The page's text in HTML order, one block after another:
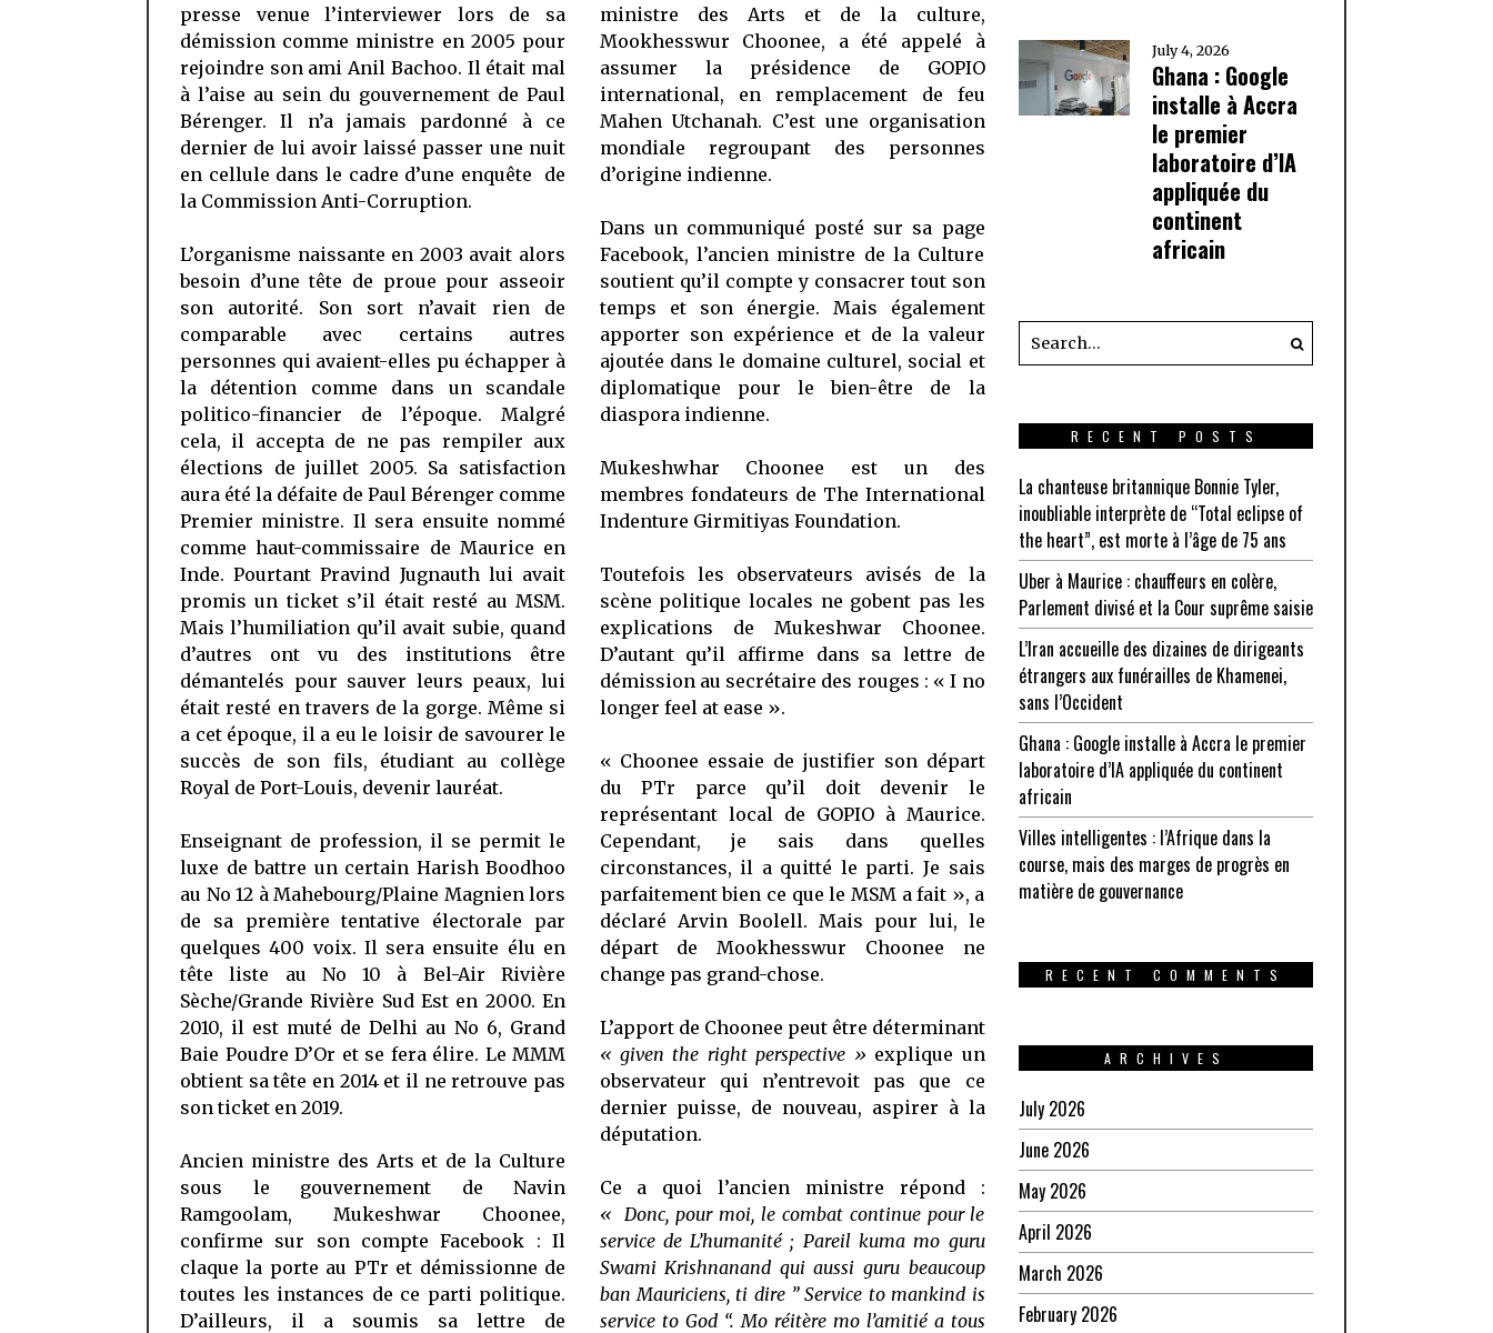
presse venue l’interviewer lors de sa
démission comme ministre en 2005 pour
rejoindre son ami Anil Bachoo. Il était mal
à l’aise au sein du gouvernement de Paul
Bérenger. Il n’a jamais pardonné à ce
dernier de lui avoir laissé passer une nuit
en cellule dans le cadre d’une enquête de
la Commission Anti-Corruption.
L’organisme naissante en 2003 avait alors
besoin d’une tête de proue pour asseoir
son autorité. Son sort n’avait rien de
comparable avec certains autres
personnes qui avaient-elles pu échapper à
la détention comme dans un scandale
politico-financier de l’époque. Malgré
cela, il accepta de ne pas rempiler aux
élections de juillet 2005. Sa satisfaction
aura été la défaite de Paul Bérenger comme
Premier ministre. Il sera ensuite nommé
comme haut-commissaire de Maurice en
Inde. Pourtant Pravind Jugnauth lui avait
promis un ticket s’il était resté au MSM.
Mais l’humiliation qu’il avait subie, quand
d’autres ont vu des institutions être
démantelés pour sauver leurs peaux, lui
était resté en travers de la gorge. Même si
a cet époque, il a eu le loisir de savourer le
succès de son fils, étudiant au collège
Royal de Port-Louis, devenir lauréat.
Enseignant de profession, il se permit le
luxe de battre un certain Harish Boodhoo
au No 12 à Mahebourg/Plaine Magnien lors
de sa première tentative électorale par
quelques 400 voix. Il sera ensuite élu en
tête liste au No 10 à Bel-Air Rivière
Sèche/Grande Rivière Sud Est en 2000. En
2010, il est muté de Delhi au No 6, Grand
Baie Poudre D’Or et se fera élire. Le MMM
obtient sa tête en 2014 et il ne retrouve pas
son ticket en 2019.
Ancien ministre des Arts et de la Culture
sous le gouvernement de Navin
Ramgoolam, Mukeshwar Choonee,
confirme sur son compte Facebook : Il
claque la porte au PTr et démissionne de
toutes les instances de ce parti politique.
D’ailleurs, il a soumis sa lettre de
ministre des Arts et de la culture,
Mookhesswur Choonee, a été appelé à
assumer la présidence de GOPIO
international, en remplacement de feu
Mahen Utchanah. C’est une organisation
mondiale regroupant des personnes
d’origine indienne.
Dans un communiqué posté sur sa page
Facebook, l’ancien ministre de la Culture
soutient qu’il compte y consacrer tout son
temps et son énergie. Mais également
apporter son expérience et de la valeur
ajoutée dans le domaine culturel, social et
diplomatique pour le bien-être de la
diaspora indienne.
Mukeshwhar Choonee est un des
membres fondateurs de The International
Indenture Girmitiyas Foundation.
Toutefois les observateurs avisés de la
scène politique locales ne gobent pas les
explications de Mukeshwar Choonee.
D’autant qu’il affirme dans sa lettre de
démission au secrétaire des rouges : « I no
longer feel at ease ».
« Choonee essaie de justifier son départ
du PTr parce qu’il doit devenir le
représentant local de GOPIO à Maurice.
Cependant, je sais dans quelles
circonstances, il a quitté le parti. Je sais
parfaitement bien ce que le MSM a fait », a
déclaré Arvin Boolell. Mais pour lui, le
départ de Mookhesswur Choonee ne
change pas grand-chose.
L’apport de Choonee peut être déterminant
« given the right perspective » explique un
observateur qui n’entrevoit pas que ce
dernier puisse, de nouveau, aspirer à la
députation.
Ce a quoi l’ancien ministre répond :
« Donc, pour moi, le combat continue pour le
service de L’humanité ; Pareil kuma mo guru
Swami Krishnanand qui aussi guru beaucoup
ban Mauriciens, ti dire ” Service to mankind is
service to God “. Mo réitère mo l’amitié a tous
July 4, 2026
Ghana : Google
installe à Accra
le premier
laboratoire d’IA
appliquée du
continent
africain
RECENT POSTS
La chanteuse britannique Bonnie Tyler,
inoubliable interprète de “Total eclipse of
the heart”, est morte à l’âge de 75 ans
Uber à Maurice : chauffeurs en colère,
Parlement divisé et la Cour suprême saisie
L’Iran accueille des dizaines de dirigeants
étrangers aux funérailles de Khamenei,
sans l’Occident
Ghana : Google installe à Accra le premier
laboratoire d’IA appliquée du continent
africain
Villes intelligentes : l’Afrique dans la
course, mais des marges de progrès en
matière de gouvernance
RECENT COMMENTS
ARCHIVES
July 2026
June 2026
May 2026
April 2026
March 2026
February 2026